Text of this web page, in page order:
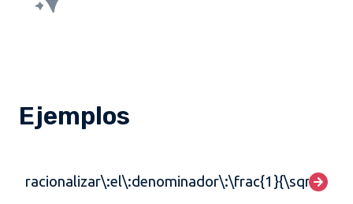
Ejemplos
racionalizar\:el\:denominador\:\frac{1}{\sqrt{x}}